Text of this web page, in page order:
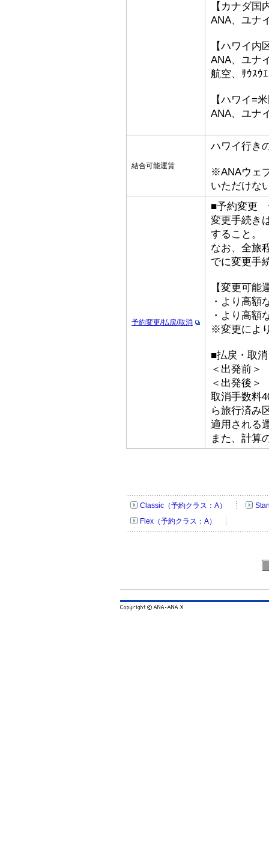
【カナダ国
ANA、ユナ
【ハワイ内
ANA、ユナ
航空、ｻｳｽｳ
【ハワイ=
ANA、ユナ
結合可能運賃
ハワイ行き
※ANAウェ
いただけな
予約変更/払戻/取消
■予約変更
変更手続き
すること。
なお、全旅
でに変更手
【変更可能
・より高額
・より高額
※変更によ
■払戻・取消
＜出発前＞
＜出発後＞
取消手数料
ら旅行済み
適用される
また、計算
Classic（予約クラス：A）
Flex（予約クラス：A）